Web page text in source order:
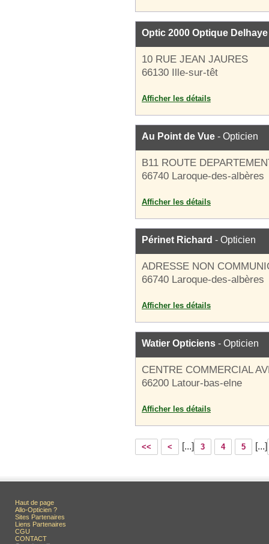
Optic 2000 Optique
10 RUE JEAN JAURES
66130 Ille-sur-têt
Afficher les détails
Au Point de Vue - Opticien
B11 ROUTE
66740 Laroque-des-albères
Afficher les détails
Périnet Richard - Opticien
ADRESSE NON
66740 Laroque-des-albères
Afficher les détails
Watier Opticiens - Opticien
CENTRE COMMERCIAL
66200 Latour-bas-elne
Afficher les détails
<< < [...] 3 4 5 [...]
Haut de page
Allo-Opticien ?
Sites Partenaires
Liens Partenaires
CGU
CONTACT